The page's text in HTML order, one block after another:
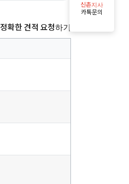
신촌지사
카톡문의
정확한 견적 요청하기